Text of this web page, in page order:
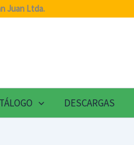
Juan Ltda.
DESCARGAS